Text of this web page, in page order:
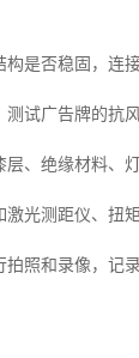
是否稳固，连
试广告牌的抗
、绝缘材料、
光测距仪、扭
照和录像，记